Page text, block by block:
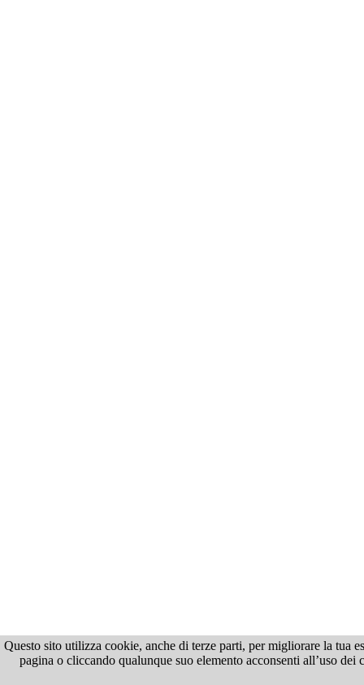
Questo sito utilizza cookie, anche di terze parti, per migliorare la tua
pagina o cliccando qualunque suo elemento acconsenti all’uso